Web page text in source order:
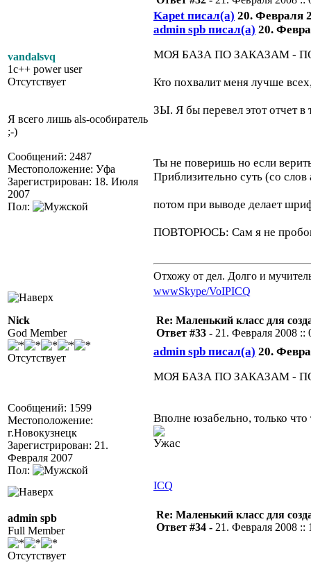
vandalsvq
1c++ power user
Отсутствует
Я всего лишь als-особиратель
;-)
Сообщений: 2487
Местоположение: Уфа
Зарегистрирован: 18. Июля
2007
Пол:
Kapet писал(а) 20. Февраля
admin spb писал(а) 20.
МОЯ БАЗА ПО ЗАКАЗАМ -
Кто похвалит меня лучше
ЗЫ. Я бы перевел этот отчет в
Ты не поверишь но если
Приблизительно суть (со
потом при выводе делает
ПОВТОРЮСЬ: Сам я не
Отхожу от дел. Долго и
wwwSkype/VoIPICQ
Nick
God Member
Отсутствует
Сообщений: 1599
Местоположение:
г.Новокузнецк
Зарегистрирован: 21.
Февраля 2007
Пол:
Re: Маленький класс для
Ответ #33 - 21. Февраля 2008 ::
admin spb писал(а) 20.
МОЯ БАЗА ПО ЗАКАЗАМ -
Вполне юзабельно, только
ICQ
admin spb
Full Member
Отсутствует
Re: Маленький класс для
Ответ #34 - 21. Февраля 2008 ::